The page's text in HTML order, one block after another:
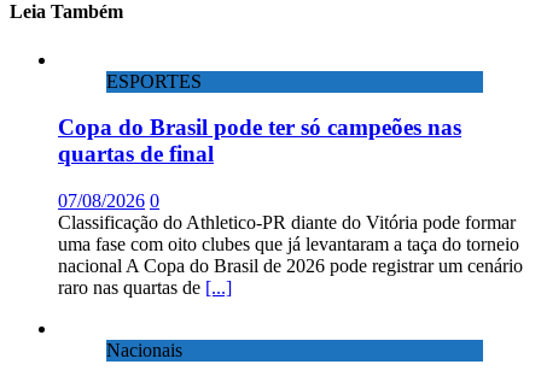
Leia Também
ESPORTES
Copa do Brasil pode ter só campeões nas
quartas de final
07/08/2026 0
Classificação do Athletico-PR diante do Vitória pode formar
uma fase com oito clubes que já levantaram a taça do torneio
nacional A Copa do Brasil de 2026 pode registrar um cenário
raro nas quartas de [...]
Nacionais